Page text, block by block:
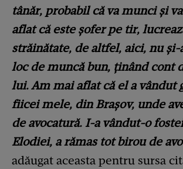
tânăr, probabil că va munci și
aflat că este șofer pe tir,
străinătate, de altfel, aici, nu
loc de muncă bun, ținând cont
lui. Am mai aflat că el a vândut
fiicei mele, din Brașov, unde
de avocatură. I-a vândut-o
Elodiei, a rămas tot birou de
adăugat aceasta pentru sursa